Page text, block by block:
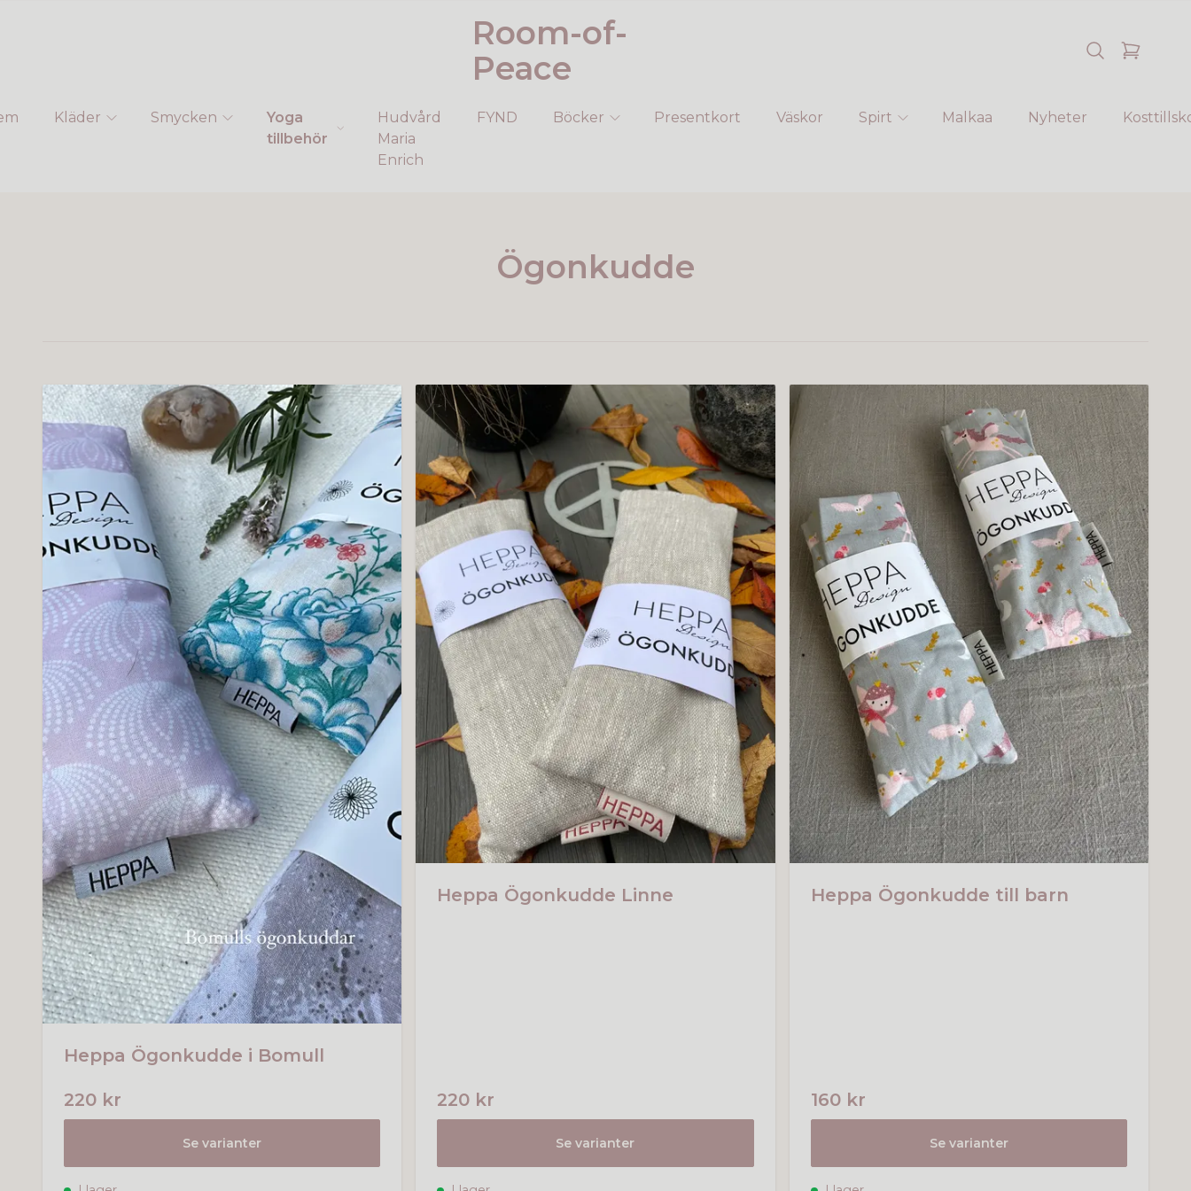
Room-of-
Peace
Kläder Smycken
Yoga
tillbehör
Hudvård
Maria
Enrich
FYND Böcker Presentkort Väskor Spirt Malkaa Nyheter
Ögonkudde
Heppa Ögonkudde i Bomull
220 kr
Se varianter
Heppa Ögonkudde Linne
220 kr
Se varianter
Heppa Ögonkudde till barn
160 kr
Se varianter